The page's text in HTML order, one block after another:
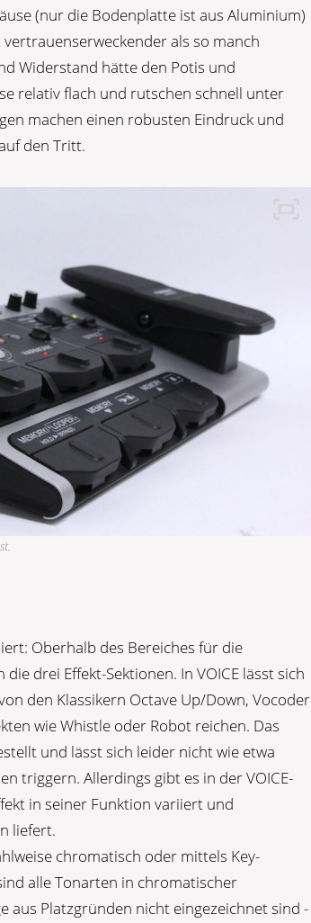
(nur die Bodenplatte ist aus Aluminium)
als so manch
Widerstand hätte den Potis und
relativ flach und rutschen schnell unter
machen einen robusten Eindruck und
den Tritt.
Oberhalb des Bereiches für die
drei Effekt-Sektionen. In VOICE lässt sich
den Klassikern Octave Up/Down, Vocoder
wie Whistle oder Robot reichen. Das
und lässt sich leider nicht wie etwa
triggern. Allerdings gibt es in der VOICE-
in seiner Funktion variiert und
liefert.
chromatisch oder mittels Key-
alle Tonarten in chromatischer
aus Platzgründen nicht eingezeichnet sind ­-